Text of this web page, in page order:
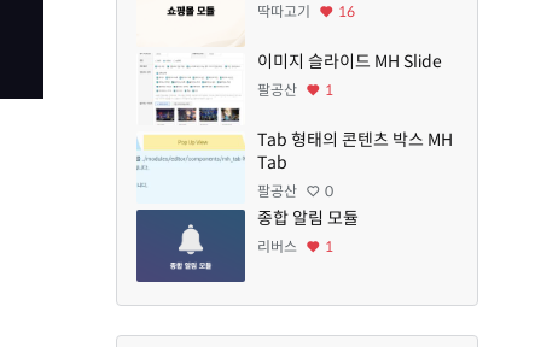
딱따고기 16
이미지 슬라이드 MH Slide
팔공산 1
Tab 형태의 콘텐츠 박스 MH
Tab
팔공산 0
종합 알림 모듈
리버스 1